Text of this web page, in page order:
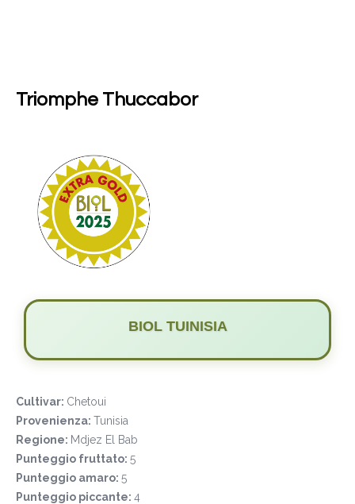
Triomphe Thuccabor
BIOL TUINISIA
Cultivar: Chetoui
Provenienza: Tunisia
Regione: Mdjez El Bab
Punteggio fruttato: 5
Punteggio amaro: 5
Punteggio piccante: 4